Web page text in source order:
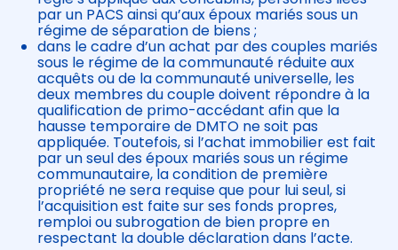
par un PACS ainsi qu’aux époux mariés sous un
régime de séparation de biens ;
dans le cadre d’un achat par des couples mariés
sous le régime de la communauté réduite aux
acquêts ou de la communauté universelle, les
deux membres du couple doivent répondre à la
qualification de primo-accédant afin que la
hausse temporaire de DMTO ne soit pas
appliquée. Toutefois, si l’achat immobilier est fait
par un seul des époux mariés sous un régime
communautaire, la condition de première
propriété ne sera requise que pour lui seul, si
l’acquisition est faite sur ses fonds propres,
remploi ou subrogation de bien propre en
respectant la double déclaration dans l’acte.